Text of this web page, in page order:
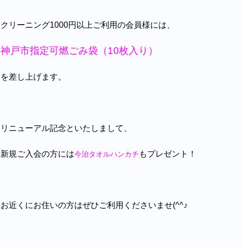
クリーニング1000円以上ご利用の会員様には、
神戸市指定可燃ごみ袋（10枚入り）
を差し上げます。
リニューアル記念といたしまして、
新規ご入会の方には今治タオルハンカチ もプレゼント！
お近くにお住いの方はぜひご利用くださいませ(^^♪